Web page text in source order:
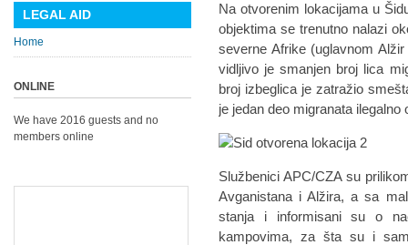
Na otvorenim lokacijama u
objektima se trenutno nalazi
severne Afrike (uglavnom
vidljivo je smanjen broj lica
broj izbeglica je zatražio
je jedan deo migranata
Službenici APC/CZA su
Avganistana i Alžira, a sa
stanja i informisani su o
kampovima, za šta su i
LEGAL AID
Home
ONLINE
We have 2016 guests and no
members online